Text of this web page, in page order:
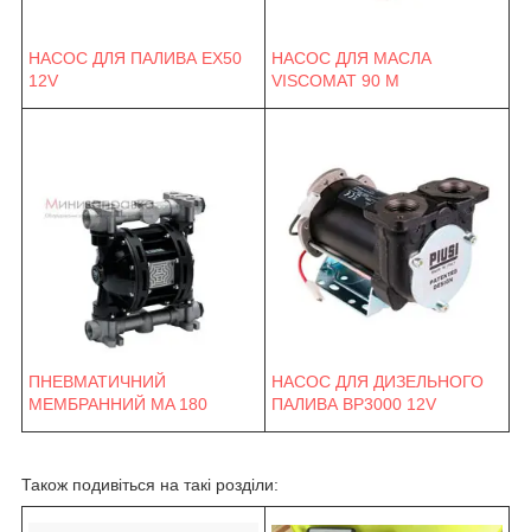
НАСОС ДЛЯ ПАЛИВА EX50
12V
НАСОС ДЛЯ МАСЛА
VISCOMAT 90 M
ПНЕВМАТИЧНИЙ
МЕМБРАННИЙ MA 180
НАСОС ДЛЯ ДИЗЕЛЬНОГО
ПАЛИВА BP3000 12V
Також подивіться на такі розділи: